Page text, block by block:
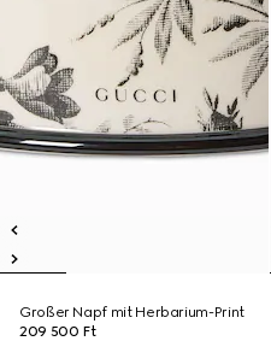
Großer Napf mit Herbarium-Print
209 500 Ft